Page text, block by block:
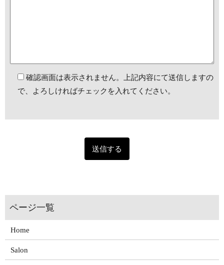
確認画面は表示されません。上記内容にて送信しますの
で、よろしければチェックを入れてください。
Home
Salon